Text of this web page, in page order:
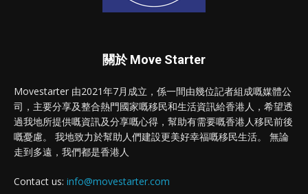
關於 Move Starter
Movestarter 由2021年7月成立，係一間由幾位記者組成嘅媒體公
司，主要分享及整合熱門國家嘅移民和生活資訊給香港人，希望透
過我地所提供嘅資訊及分享嘅心得，幫助有需要嘅香港人移民前後
嘅憂慮。 我地致力於幫助人們建設更美好幸福嘅移民生活。 無論
走到多遠，我們都是香港人
Contact us: info@movestarter.com